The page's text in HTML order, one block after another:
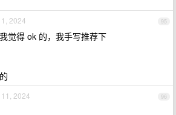
95
2024
觉得 ok 的，我手写推荐下
96
2024